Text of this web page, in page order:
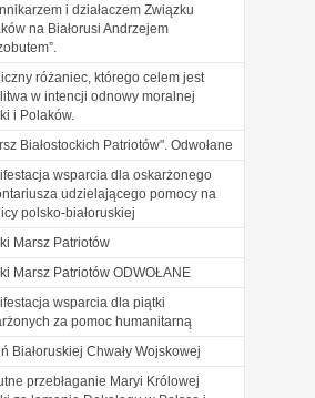
i działaczem Związku
na Białorusi Andrzejem
różaniec, którego celem jest
w intencji odnowy moralnej
i Polaków.
Białostockich Patriotów". Odwołane
wsparcia dla oskarżonego
udzielającego pomocy na
polsko-białoruskiej
Marsz Patriotów
Marsz Patriotów ODWOŁANE
wsparcia dla piątki
za pomoc humanitarną
Białoruskiej Chwały Wojskowej
przebłaganie Maryi Królowej